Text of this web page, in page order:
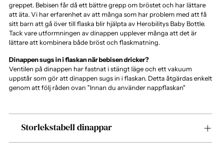
greppet. Bebisen får då ett bättre grepp om bröstet och har lättare
att äta. Vi har erfarenhet av att många som har problem med att få
sitt barn att gå över till flaska blir hjälpta av Herobilitys Baby Bottle.
Tack vare utformningen av dinappen upplever många att det är
lättare att kombinera både bröst och flaskmatning.
Dinappen sugs in i flaskan när bebisen dricker?
Ventilen på dinappen har fastnat i stängt läge och ett vakuum
uppstår som gör att dinappen sugs in i flaskan. Detta åtgärdas enkelt
genom att följ råden ovan "Innan du använder nappflaskan"
Storlekstabell dinappar